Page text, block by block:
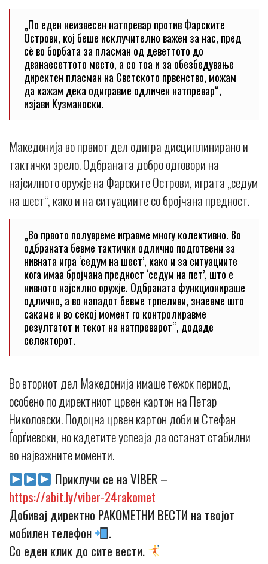
„По еден неизвесен натпревар против Фарските
Острови, кој беше исклучително важен за нас, пред
сè во борбата за пласман од деветтото до
дванаесеттото место, а со тоа и за обезбедување
директен пласман на Светското првенство, можам
да кажам дека одигравме одличен натпревар“,
изјави Кузманоски.
Македонија во првиот дел одигра дисциплинирано и
тактички зрело. Одбраната добро одговори на
најсилното оружје на Фарските Острови, играта „седум
на шест“, како и на ситуациите со бројчана предност.
„Во првото полувреме игравме многу колективно. Во
одбраната бевме тактички одлично подготвени за
нивната игра ‘седум на шест’, како и за ситуациите
кога имаа бројчана предност ‘седум на пет’, што е
нивното најсилно оружје. Одбраната функционираше
одлично, а во нападот бевме трпеливи, знаевме што
сакаме и во секој момент го контролиравме
резултатот и текот на натпреварот“, додаде
селекторот.
Во вториот дел Македонија имаше тежок период,
особено по директниот црвен картон на Петар
Николовски. Подоцна црвен картон доби и Стефан
Ѓорѓиевски, но кадетите успеаја да останат стабилни
во најважните моменти.
Приклучи се на VIBER –
https://abit.ly/viber-24rakomet
Добивај директно РАКОМЕТНИ ВЕСТИ на твојот
мобилен телефон
.
Со еден клик до сите вести.